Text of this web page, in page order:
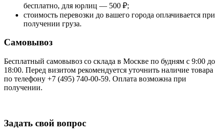
бесплатно, для юрлиц — 500 ₽;
стоимость перевозки до вашего города оплачивается при
получении груза.
Самовывоз
Бесплатный самовывоз со склада в Москве по будням с 9:00 до
18:00. Перед визитом рекомендуется уточнить наличие товара
по телефону +7 (495) 740-00-59. Оплата возможна при
получении.
Задать свой вопрос